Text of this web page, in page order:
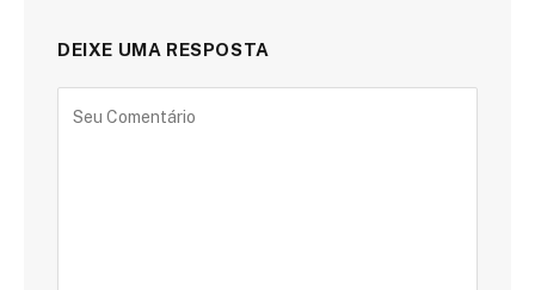
DEIXE UMA RESPOSTA